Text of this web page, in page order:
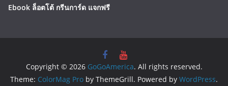
Ebook ล็อตโต้ กรีนการ์ด แจกฟรี
Copyright © 2026 GoGoAmerica. All rights reserved.
Theme: ColorMag Pro by ThemeGrill. Powered by WordPress.